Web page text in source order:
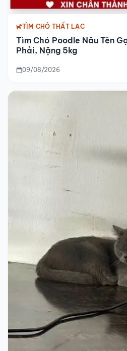
TÌM CHÓ THẤT LẠC
Tìm Chó Poodle Nâu Tên
Phải, Nặng 5kg
09/08/2026